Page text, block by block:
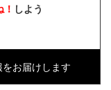
しよう
お届けします